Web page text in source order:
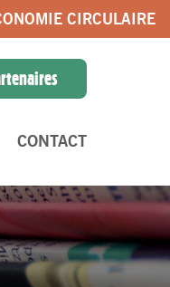
CIRCULAIRE
CONTACT